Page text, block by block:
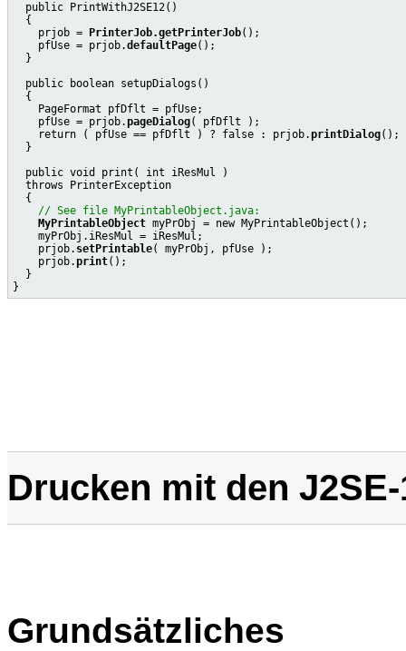
  public PrintWithJ2SE12()
  {
    prjob =
PrinterJob.getPrinterJob();
    pfUse = prjob.
defaultPage();
  }
  public boolean setupDialogs()
  {
    PageFormat pfDflt = pfUse;
    pfUse = prjob.
pageDialog( pfDflt );
    return ( pfUse == pfDflt ) ? false : prjob.
printDialog();
  }
  public void print( int iResMul )
  throws PrinterException
  {
// See file MyPrintableObject.java:
MyPrintableObject myPrObj = new MyPrintableObject();
    myPrObj.iResMul = iResMul;
    prjob.
setPrintable( myPrObj, pfUse );
    prjob.
print();
  }
Drucken mit den
Grundsätzliches